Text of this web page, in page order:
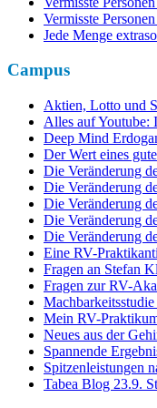
Vermisste
Jede Menge
Campus
Aktien, Lotto und
Alles auf
Deep Mind
Der Wert eines
Die Veränderung
Die Veränderung
Die Veränderung
Die Veränderung
Die Veränderung
Eine RV-
Fragen an Stefan
Fragen zur RV-
Mein RV-
Neues aus der
Spannende
Spitzenleistungen
Tabea Blog 23.9.